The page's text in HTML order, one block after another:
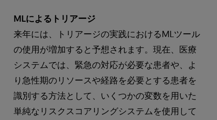
MLによるトリアージ
来年には、トリアージの実践におけるMLツール
の使用が増加すると予想されます。現在、医療
システムでは、緊急の対応が必要な患者や、よ
り急性期のリソースや経路を必要とする患者を
識別する方法として、いくつかの変数を用いた
単純なリスクスコアリングシステムを使用して